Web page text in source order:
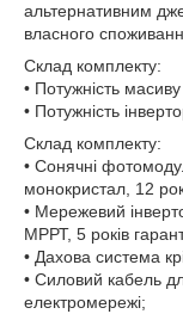
альтернативним
власного
Склад комплекту:
• Потужність
• Потужність
Склад комплекту:
• Сонячні
монокристал, 12
• Мережевий
МРРТ, 5 років
• Дахова система
• Силовий кабель
електромережі;